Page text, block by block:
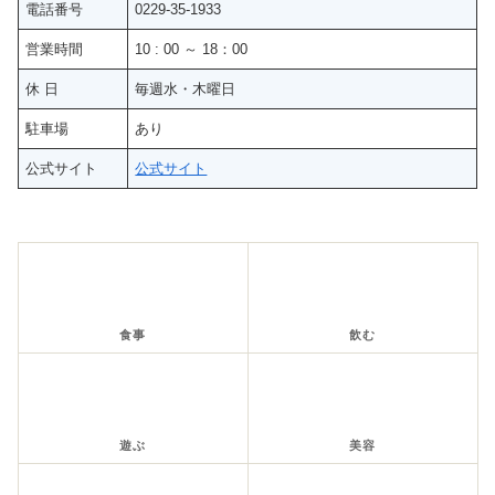
電話番号 0229-35-1933
営業時間 10 : 00 ～ 18：00
休 日 毎週水・木曜日
駐車場 あり
公式サイト 公式サイト
食事 飲む
遊ぶ 美容